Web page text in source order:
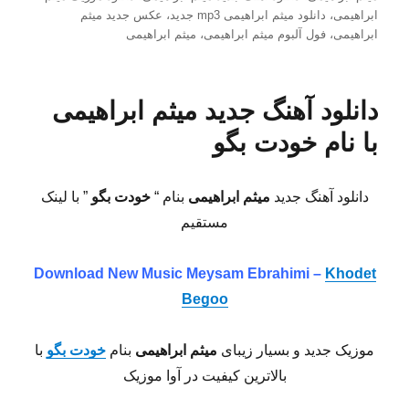
ابراهیمی، دانلود میثم ابراهیمی mp3 جدید ، عکس جدید میثم
ابراهیمی،فول آلبوم میثم ابراهیمی، میثم ابراهیمی
دانلود آهنگ جدید میثم ابراهیمی
با نام خودت بگو
دانلود آهنگ جدید میثم ابراهیمی بنام “ خودت بگو” با لینک
مستقیم
Download New Music Meysam Ebrahimi – Khodet
Begoo
موزیک جدید و بسیار زیبای میثم ابراهیمی بنام خودت بگو با
بالاترین کیفیت در آوا موزیک